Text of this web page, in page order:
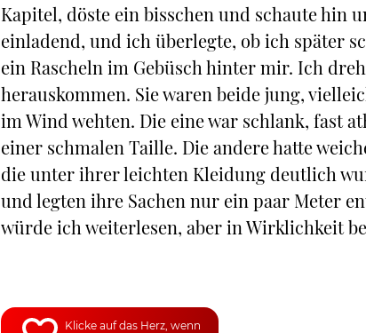
Kapitel, döste ein bisschen und schaute hin
einladend, und ich überlegte, ob ich später
ein Rascheln im Gebüsch hinter mir. Ich
herauskommen. Sie waren beide jung,
im Wind wehten. Die eine war schlank, fast
einer schmalen Taille. Die andere hatte
die unter ihrer leichten Kleidung deutlich
und legten ihre Sachen nur ein paar Meter
würde ich weiterlesen, aber in Wirklichkeit
Klicke auf das Herz, wenn